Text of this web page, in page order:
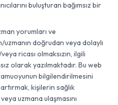
buluşturan bağımsız bir
yorumları ve
doğrudan veya dolaylı
ricası olmaksızın, ilgili
olarak yazılmaktadır. Bu web
bilgilendirilmesini
kişilerin sağlık
uzmana ulaşmasını